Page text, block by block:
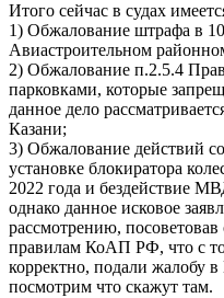
Итого сейчас в судах
1) Обжалование штрафа в
Авиастроительном
2) Обжалование п.2.5.4
парковками, которые
данное дело
Казани;
3) Обжалование действий
установке блокиратора
2022 года и бездействие
однако данное исковое
рассмотрению,
правилам КоАП РФ, что с
корректно, подали жалобу
посмотрим что скажут там.